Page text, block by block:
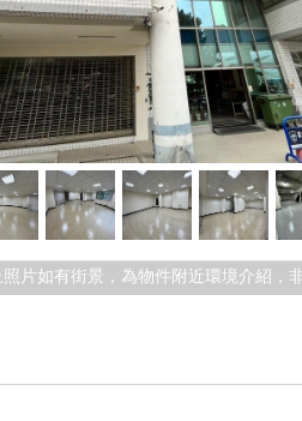
片如有街景，為物件附近環境介紹，